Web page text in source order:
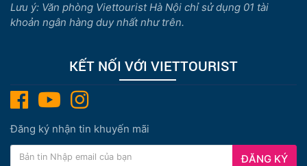
Lưu ý: Văn phòng Viettourist Hà Nội chỉ sử dụng 01 tài
khoản ngân hàng duy nhất như trên.
KẾT NỐI VỚI VIETTOURIST
Đăng ký nhận tin khuyến mãi
ĐĂNG KÝ